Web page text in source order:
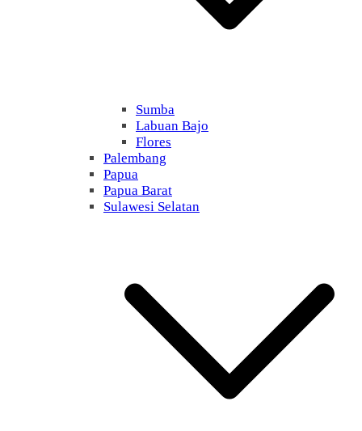
Sumba
Labuan Bajo
Flores
Palembang
Papua
Papua Barat
Sulawesi Selatan